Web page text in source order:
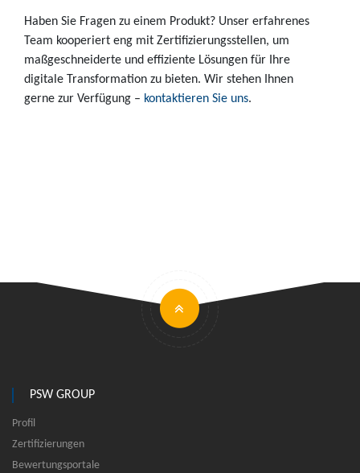
Haben Sie Fragen zu einem Produkt? Unser erfahrenes
Team kooperiert eng mit Zertifizierungsstellen, um
maßgeschneiderte und effiziente Lösungen für Ihre
digitale Transformation zu bieten. Wir stehen Ihnen
gerne zur Verfügung – kontaktieren Sie uns.
PSW GROUP
Profil
Zertifizierungen
Bewertungsportale